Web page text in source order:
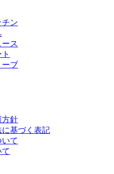
チン
ス
ーブ
方針
基づく表記
て